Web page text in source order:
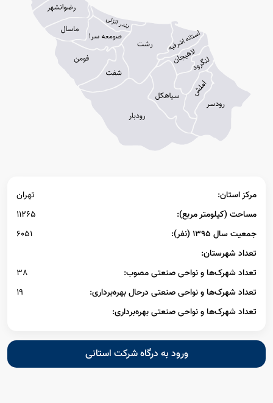
مرکز استان:
تهران
مساحت (کیلومتر مربع):
11265
جمعیت سال ۱۳۹۵ (نفر):
6051
تعداد شهرستان:
تعداد شهرک‌ها و نواحی صنعتی مصوب:
38
تعداد شهرک‌ها و نواحی صنعتی درحال بهره‌برداری:
19
تعداد شهرک‌ها و نواحی صنعتی بهره‌برداری:
ورود به درگاه شرکت استانی